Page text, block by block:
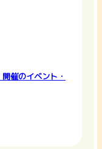
催のイベント・